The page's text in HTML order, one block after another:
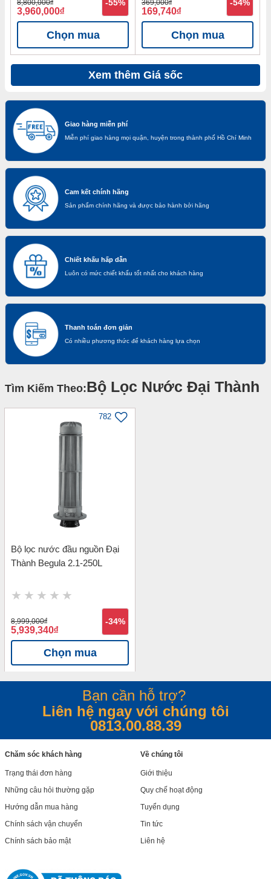
8,800,000đ
3,960,000đ
-55%
Chọn mua
369,000đ
169,740đ
-54%
Chọn mua
Xem thêm Giá sốc
Giao hàng miễn phí
Miễn phí giao hàng mọi quận, huyện trong thành phố Hồ Chí Minh
Cam kết chính hãng
Sản phẩm chính hãng và được bảo hành bởi hãng
Chiết khấu hấp dẫn
Luôn có mức chiết khấu tốt nhất cho khách hàng
Thanh toán đơn giản
Có nhiều phương thức để khách hàng lựa chọn
Tìm Kiếm Theo:Bộ Lọc Nước Đại Thành
782
Bộ lọc nước đầu nguồn Đại
Thành Begula 2.1-250L
8,999,000đ
5,939,340đ
-34%
Chọn mua
Bạn cần hỗ trợ?
Liên hệ ngay với chúng tôi
0813.00.88.39
Chăm sóc khách hàng
Trạng thái đơn hàng
Những câu hỏi thường gặp
Hướng dẫn mua hàng
Chính sách vận chuyển
Chính sách bảo mật
Về chúng tôi
Giới thiệu
Quy chế hoạt động
Tuyển dụng
Tin tức
Liên hệ